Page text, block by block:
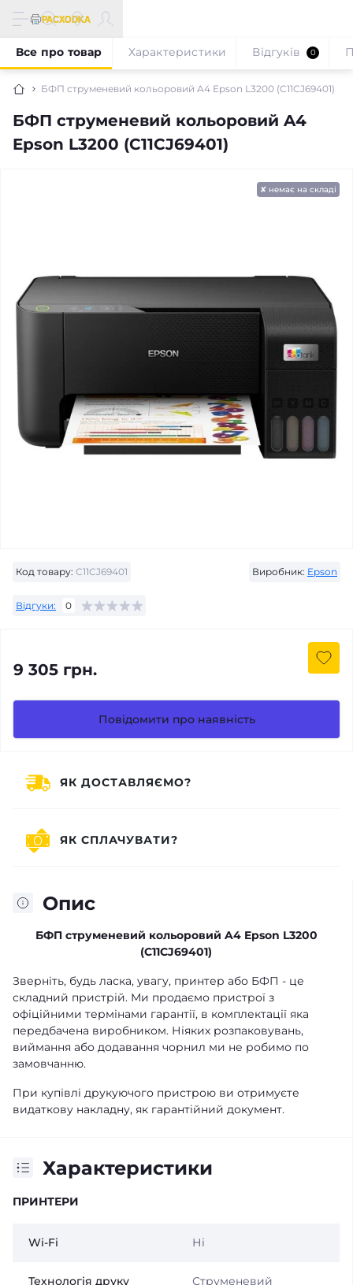
БФП струменевий кольоровий A4 Epson L3200 (C11CJ69401)
БФП струменевий кольоровий A4
Epson L3200 (C11CJ69401)
Все про товар Характеристики Відгуків 0
✘ немає на складі
Код товару: C11CJ69401 Виробник: Epson
Відгуки: 0
9 305 грн.
Повідомити про наявність
Опис
БФП струменевий кольоровий A4 Epson L3200
(C11CJ69401)
Зверніть, будь ласка, увагу, принтер або БФП - це
складний пристрій. Ми продаємо пристрої з
офіційними термінами гарантії, в комплектації яка
передбачена виробником. Ніяких розпаковувань,
виймання або додавання чорнил ми не робимо по
замовчанню.
При купівлі друкуючого пристрою ви отримуєте
видаткову накладну, як гарантійний документ.
Характеристики
ПРИНТЕРИ
Wi-Fi Ні
Технологія друку Струменевий
ЯК ДОСТАВЛЯЄМО?
ЯК СПЛАЧУВАТИ?